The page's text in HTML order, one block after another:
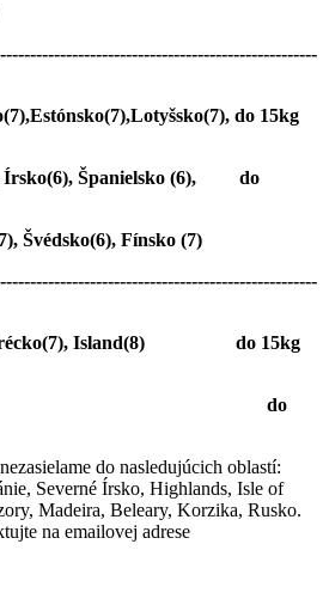
do 15kg
Írsko(6), Španielsko (6), do
Švédsko(6), Fínsko (7)
Grécko(7), Island(8) do 15kg
do nasledujúcich oblastí:
Severné Írsko, Highlands, Isle of
Madeira, Beleary, Korzika, Rusko.
na emailovej adrese